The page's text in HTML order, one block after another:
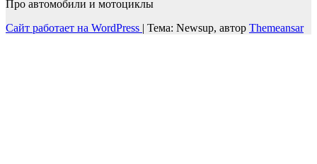
Про автомобили и мотоциклы
Сайт работает на WordPress | Тема: Newsup, автор Themeansar